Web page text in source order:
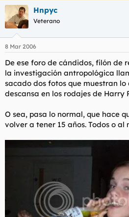
i
c
i
a
d
o
d
e
l
t
a
h
a
e
i
c
i
o
Hnpyc
Veterano
8 Mar 2006
De ese foro de cándidos, filón de
la investigación antropológica
sacado dos fotos que muestran lo
descansa en los rodajes de Harry
O sea, pasa lo normal, que hace
volver a tener 15 años. Todos o al